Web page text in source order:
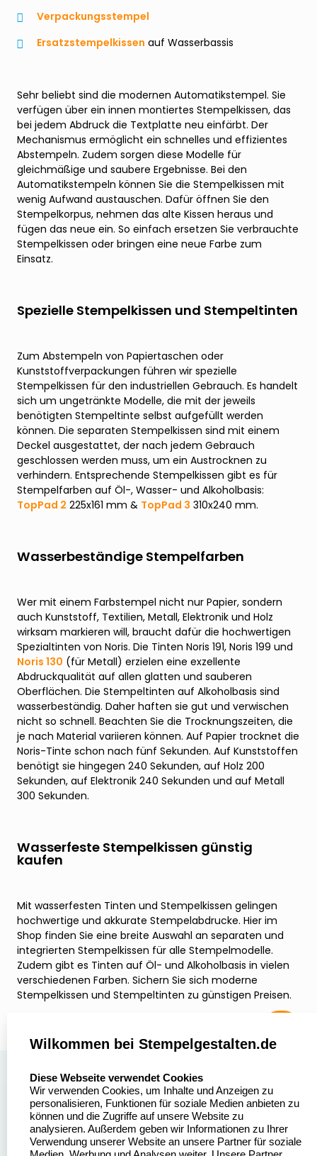
Verpackungsstempel
Ersatzstempelkissen auf Wasserbassis
Sehr beliebt sind die modernen Automatikstempel. Sie
verfügen über ein innen montiertes Stempelkissen, das
bei jedem Abdruck die Textplatte neu einfärbt. Der
Mechanismus ermöglicht ein schnelles und effizientes
Abstempeln. Zudem sorgen diese Modelle für
gleichmäßige und saubere Ergebnisse. Bei den
Automatikstempeln können Sie die Stempelkissen mit
wenig Aufwand austauschen. Dafür öffnen Sie den
Stempelkorpus, nehmen das alte Kissen heraus und
fügen das neue ein. So einfach ersetzen Sie verbrauchte
Stempelkissen oder bringen eine neue Farbe zum
Einsatz.
Spezielle Stempelkissen und Stempeltinten
Zum Abstempeln von Papiertaschen oder
Kunststoffverpackungen führen wir spezielle
Stempelkissen für den industriellen Gebrauch. Es handelt
sich um ungetränkte Modelle, die mit der jeweils
benötigten Stempeltinte selbst aufgefüllt werden
können. Die separaten Stempelkissen sind mit einem
Deckel ausgestattet, der nach jedem Gebrauch
geschlossen werden muss, um ein Austrocknen zu
verhindern. Entsprechende Stempelkissen gibt es für
Stempelfarben auf Öl-, Wasser- und Alkoholbasis:
TopPad 2 225x161 mm & TopPad 3 310x240 mm.
Wasserbeständige Stempelfarben
Wer mit einem Farbstempel nicht nur Papier, sondern
auch Kunststoff, Textilien, Metall, Elektronik und Holz
wirksam markieren will, braucht dafür die hochwertigen
Spezialtinten von Noris. Die Tinten Noris 191, Noris 199 und
Noris 130 (für Metall) erzielen eine exzellente
Abdruckqualität auf allen glatten und sauberen
Oberflächen. Die Stempeltinten auf Alkoholbasis sind
wasserbeständig. Daher haften sie gut und verwischen
nicht so schnell. Beachten Sie die Trocknungszeiten, die
je nach Material variieren können. Auf Papier trocknet die
Noris-Tinte schon nach fünf Sekunden. Auf Kunststoffen
benötigt sie hingegen 240 Sekunden, auf Holz 200
Sekunden, auf Elektronik 240 Sekunden und auf Metall
300 Sekunden.
Wasserfeste Stempelkissen günstig
kaufen
Mit wasserfesten Tinten und Stempelkissen gelingen
hochwertige und akkurate Stempelabdrucke. Hier im
Shop finden Sie eine breite Auswahl an separaten und
integrierten Stempelkissen für alle Stempelmodelle.
Zudem gibt es Tinten auf Öl- und Alkoholbasis in vielen
verschiedenen Farben. Sichern Sie sich moderne
Stempelkissen und Stempeltinten zu günstigen Preisen.
Stempelgestalten.de
Asterlager Straße 97
47228 Duisburg
Deutschland
Über uns
Sitemap
Alle
Stempelinformationen
Wilkommen bei Stempelgestalten.de
Diese Webseite verwendet Cookies
Wir verwenden Cookies, um Inhalte und Anzeigen zu
personalisieren, Funktionen für soziale Medien anbieten zu
können und die Zugriffe auf unsere Website zu
analysieren. Außerdem geben wir Informationen zu Ihrer
Verwendung unserer Website an unsere Partner für soziale